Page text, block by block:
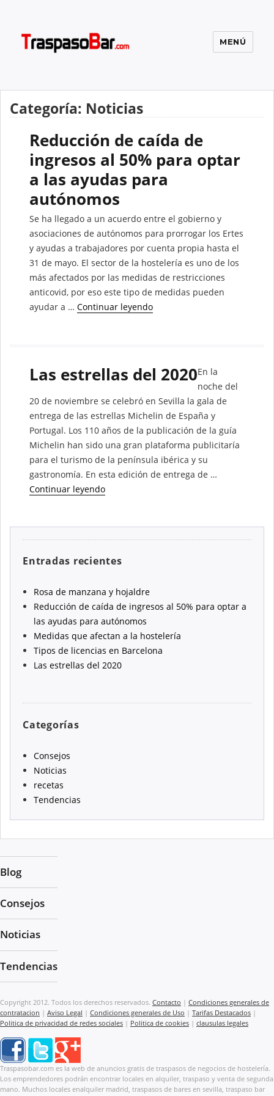
MENÚ
Categoría: Noticias
Reducción de caída de
ingresos al 50% para optar
a las ayudas para
autónomos
Se ha llegado a un acuerdo entre el gobierno y
asociaciones de autónomos para prorrogar los Ertes
y ayudas a trabajadores por cuenta propia hasta el
31 de mayo. El sector de la hostelería es uno de los
más afectados por las medidas de restricciones
anticovid, por eso este tipo de medidas pueden
ayudar a … Continuar leyendo“Reducción de caída de
Las estrellas del 2020En la
noche del
20 de noviembre se celebró en Sevilla la gala de
entrega de las estrellas Michelin de España y
Portugal. Los 110 años de la publicación de la guía
Michelin han sido una gran plataforma publicitaría
para el turismo de la península ibérica y su
gastronomía. En esta edición de entrega de …
Continuar leyendo“Las estrellas del 2020”
Entradas recientes
Rosa de manzana y hojaldre
Reducción de caída de ingresos al 50% para optar a
las ayudas para autónomos
Medidas que afectan a la hostelería
Tipos de licencias en Barcelona
Las estrellas del 2020
Categorías
Consejos
Noticias
recetas
Tendencias
Blog
Consejos
Noticias
Tendencias
Copyright 2012. Todos los derechos reservados. Contacto | Condiciones generales de
contratacion | Aviso Legal | Condiciones generales de Uso | Tarifas Destacados |
Politica de privacidad de redes sociales | Politica de cookies | clausulas legales
Traspasobar.com es la web de anuncios gratis de traspasos de negocios de hostelería.
Los emprendedores podrán encontrar locales en alquiler, traspaso y venta de segunda
mano. Muchos locales enalquiler madrid, traspasos de bares en sevilla, traspaso bar